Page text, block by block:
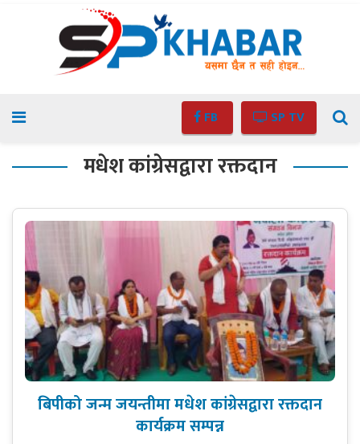
FB SP TV
मधेश कांग्रेसद्वारा रक्तदान
बिपीको जन्म जयन्तीमा मधेश कांग्रेसद्वारा रक्तदान
कार्यक्रम सम्पन्न